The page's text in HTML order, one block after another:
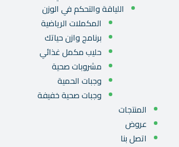
اللياقة والتحكم في الوزن
المكملات الرياضية
برنامج وازن حياتك
حليب مكمل غذائي
مشروبات صحية
وجبات الحمية
وجبات صحية خفيفة
المنتجات
عروض
اتصل بنا